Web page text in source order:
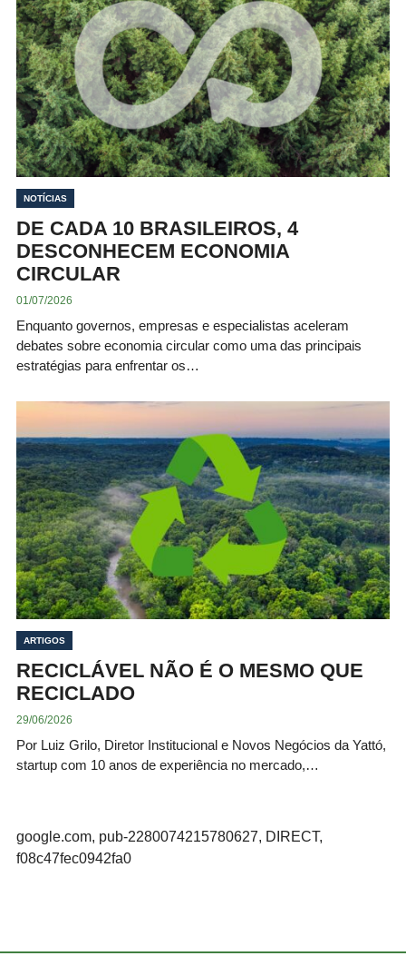
NOTÍCIAS
DE CADA 10 BRASILEIROS, 4
DESCONHECEM ECONOMIA
CIRCULAR
01/07/2026
Enquanto governos, empresas e especialistas aceleram
debates sobre economia circular como uma das principais
estratégias para enfrentar os…
ARTIGOS
RECICLÁVEL NÃO É O MESMO QUE
RECICLADO
29/06/2026
Por Luiz Grilo, Diretor Institucional e Novos Negócios da Yattó,
startup com 10 anos de experiência no mercado,…
google.com, pub-2280074215780627, DIRECT,
f08c47fec0942fa0